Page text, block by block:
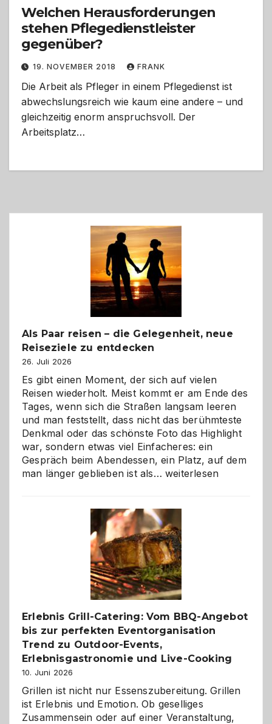
Welchen Herausforderungen
stehen Pflegedienstleister
gegenüber?
19. NOVEMBER 2018 FRANK
Die Arbeit als Pfleger in einem Pflegedienst ist
abwechslungsreich wie kaum eine andere – und
gleichzeitig enorm anspruchsvoll. Der
Arbeitsplatz…
Als Paar reisen – die Gelegenheit, neue
Reiseziele zu entdecken
26. Juli 2026
Es gibt einen Moment, der sich auf vielen
Reisen wiederholt. Meist kommt er am Ende des
Tages, wenn sich die Straßen langsam leeren
und man feststellt, dass nicht das berühmteste
Denkmal oder das schönste Foto das Highlight
war, sondern etwas viel Einfacheres: ein
Gespräch beim Abendessen, ein Platz, auf dem
man länger geblieben ist als… Als
–
die
Gelegenheit,
neue
Reiseziele
zu
entdecken
weiterlesen
Erlebnis Grill-Catering: Vom BBQ-Angebot
bis zur perfekten Eventorganisation
Trend zu Outdoor-Events,
Erlebnisgastronomie und Live-Cooking
10. Juni 2026
Grillen ist nicht nur Essenszubereitung. Grillen
ist Erlebnis und Emotion. Ob geselliges
Zusammensein oder auf einer Veranstaltung,